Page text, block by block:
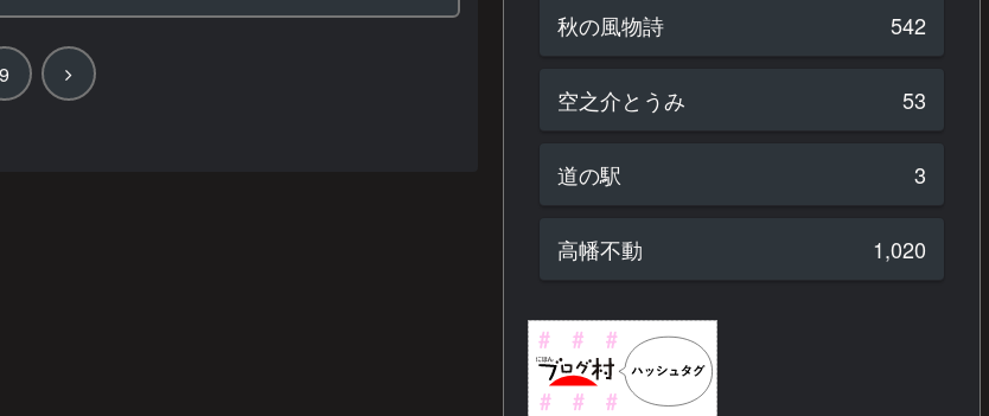
9
次
秋の風物詩 542
空之介とうみ 53
道の駅 3
高幡不動 1,020